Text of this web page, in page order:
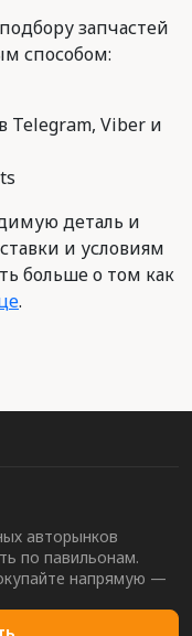
запчастей
способом:
Telegram, Viber и
деталь и
и условиям
больше о том как
.
авторынков
по павильонам.
напрямую —